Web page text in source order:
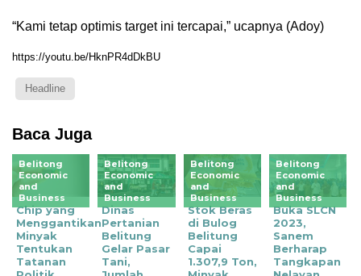
“Kami tetap optimis target ini tercapai,” ucapnya (Adoy)
https://youtu.be/HknPR4dDkBU
Headline
Baca Juga
Belitong
Economic
and
Business
Chip yang
Menggantikan
Minyak
Tentukan
Tatanan
Belitong
Economic
and
Business
Dinas
Pertanian
Belitung
Gelar Pasar
Tani,
Belitong
Economic
and
Business
Stok Beras
di Bulog
Belitung
Capai
1.307,9 Ton,
Belitong
Economic
and
Business
Buka SLCN
2023,
Sanem
Berharap
Tangkapan